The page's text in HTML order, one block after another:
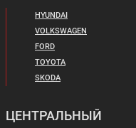
HYUNDAI
VOLKSWAGEN
FORD
TOYOTA
SKODA
ЦЕНТРАЛЬНЫЙ